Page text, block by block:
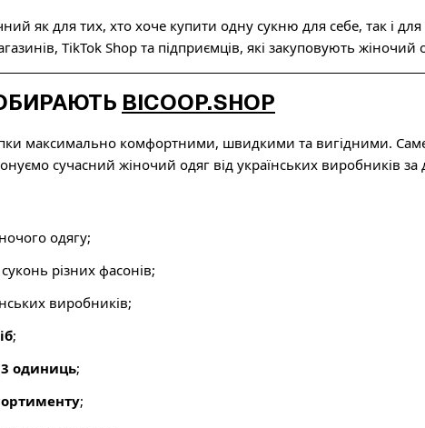
як для тих, хто хоче купити одну сукню для себе, так і для
TikTok Shop та підприємців, які закуповують жіночий
BICOOP.SHOP
максимально комфортними, швидкими та вигідними. Саме
сучасний жіночий одяг від українських виробників
одягу;
різних фасонів;
виробників;
;
3 одиниць;
;